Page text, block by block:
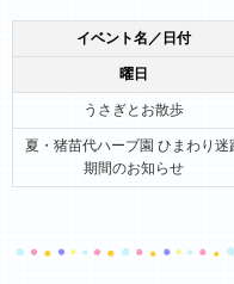
イベント名／日付
曜日
うさぎとお散歩
夏・猪苗代ハーブ園 ひまわり迷
期間のお知らせ